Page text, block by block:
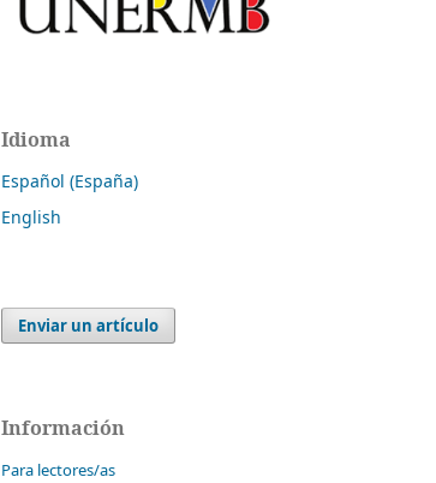
Idioma
Español (España)
English
Enviar un artículo
Información
Para lectores/as